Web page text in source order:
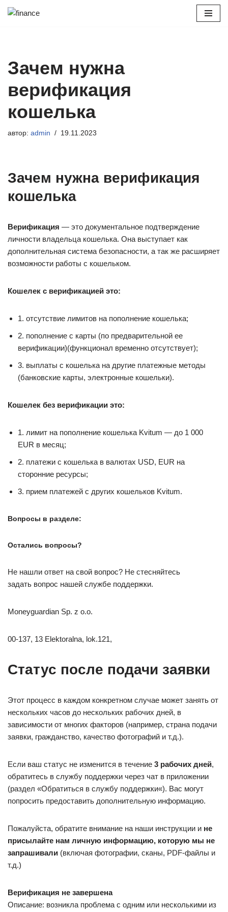
Зачем нужна
верификация
кошелька
автор: admin 19.11.2023
Зачем нужна верификация
кошелька
Верификация — это документальное подтверждение
личности владельца кошелька. Она выступает как
дополнительная система безопасности, а так же расширяет
возможности работы с кошельком.
Кошелек с верификацией это:
1. отсутствие лимитов на пополнение кошелька;
2. пополнение с карты (по предварительной ее
верификации)(функционал временно отсутствует);
3. выплаты с кошелька на другие платежные методы
(банковские карты, электронные кошельки).
Кошелек без верификации это:
1. лимит на пополнение кошелька Kvitum — до 1 000
EUR в месяц;
2. платежи с кошелька в валютах USD, EUR на
сторонние ресурсы;
3. прием платежей с других кошельков Kvitum.
Вопросы в разделе:
Остались вопросы?
Не нашли ответ на свой вопрос? Не стесняйтесь
задать вопрос нашей службе поддержки.
Moneyguardian Sp. z o.o.
00-137, 13 Elektoralna, lok.121,
Статус после подачи заявки
Этот процесс в каждом конкретном случае может занять от
нескольких часов до нескольких рабочих дней, в
зависимости от многих факторов (например, страна подачи
заявки, гражданство, качество фотографий и т.д.).
Если ваш статус не изменится в течение 3 рабочих дней,
обратитесь в службу поддержки через чат в приложении
(раздел «Обратиться в службу поддержки«). Вас могут
попросить предоставить дополнительную информацию.
Пожалуйста, обратите внимание на наши инструкции и не
присылайте нам личную информацию, которую мы не
запрашивали (включая фотографии, сканы, PDF-файлы и
т.д.)
Верификация не завершена
Описание: возникла проблема с одним или несколькими из